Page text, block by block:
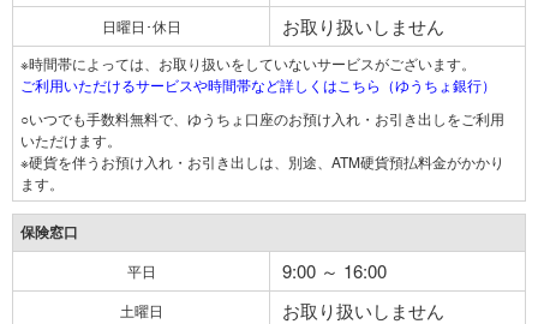
日曜日･休日 お取り扱いしません
※時間帯によっては、お取り扱いをしていないサービスがございます。
ご利用いただけるサービスや時間帯など詳しくはこちら（ゆうちょ銀行）
○いつでも手数料無料で、ゆうちょ口座のお預け入れ・お引き出しをご利用
いただけます。
※硬貨を伴うお預け入れ・お引き出しは、別途、ATM硬貨預払料金がかかり
ます。
保険窓口
平日 9:00 ～ 16:00
土曜日 お取り扱いしません